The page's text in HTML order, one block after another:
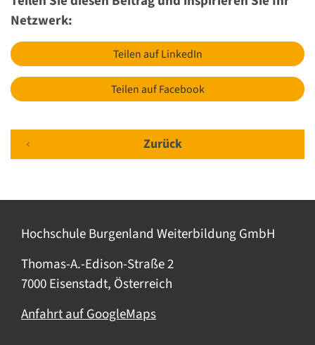
Netzwerk:
Teilen auf LinkedIn
Teilen auf Facebook
Zurück
Hochschule Burgenland Weiterbildung GmbH
Thomas-A.-Edison-Straße 2
7000 Eisenstadt, Österreich
Anfahrt auf GoogleMaps